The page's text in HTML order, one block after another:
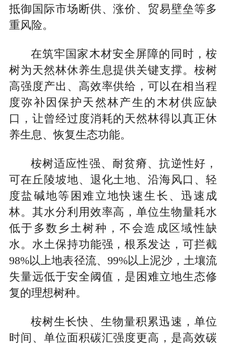
抵御国际市场断供、涨价、贸易壁垒等多
重风险。
在筑牢国家木材安全屏障的同时，桉
树为天然林休养生息提供关键支撑。桉树
高强度产出、高效率供给，可以在相当程
度弥补因保护天然林产生的木材供应缺
口，让曾经过度消耗的天然林得以真正休
养生息、恢复生态功能。
桉树适应性强、耐贫瘠、抗逆性好，
可在丘陵坡地、退化土地、沿海风口、轻
度盐碱地等困难立地快速生长、迅速成
林。其水分利用效率高，单位生物量耗水
低于多数乡土树种，不会造成区域性缺
水。水土保持功能强，根系发达，可拦截
98%以上地表径流、99%以上泥沙，土壤流
失量远低于安全阈值，是困难立地生态修
复的理想树种。
桉树生长快、生物量积累迅速，单位
时间、单位面积碳汇强度更高，是高效碳